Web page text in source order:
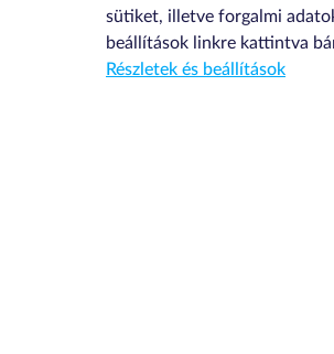
Facebook Messenger
sütiket, illetve forgalmi
beállítások linkre kattintva
Részletek és beállítások